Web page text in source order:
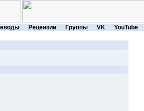
Рецензии Группы VK YouTube